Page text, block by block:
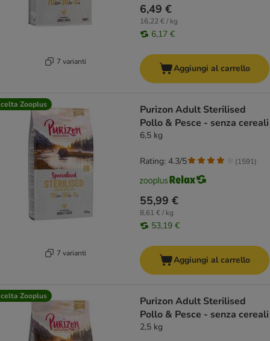
7 varianti
6,49 €
16,22 € / kg
6,17 €
Aggiungi al carrello
Zooplus
7 varianti
Purizon Adult Sterilised
Pollo & Pesce - senza cereali
6,5 kg
55,99 €
8,61 € / kg
53,19 €
Rating: 4.3/5 (1591)
Aggiungi al carrello
Zooplus
Purizon Adult Sterilised
Pollo & Pesce - senza cereali
2,5 kg